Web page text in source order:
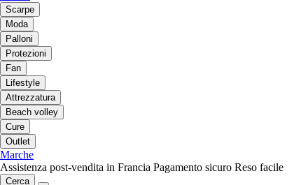
Scarpe
Moda
Palloni
Protezioni
Fan
Lifestyle
Attrezzatura
Beach volley
Cure
Outlet
Marche
Assistenza post-vendita in Francia Pagamento sicuro Reso facile
Cerca